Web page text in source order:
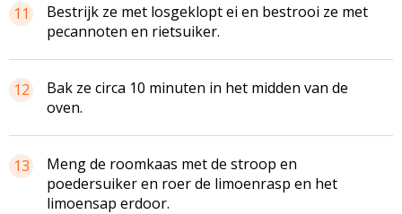
11 Bestrijk ze met losgekloptei en bestrooi ze met
pecannoten en rietsuiker.
12
Bak ze circa 10 minuten in het midden van de
oven.
13
Meng de roomkaas met de stroop en
poedersuiker en roer de limoenrasp en het
limoensap erdoor.